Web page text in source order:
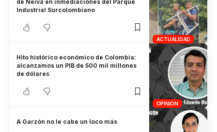
ACTUALIDAD
de Neiva en inmediaciones del Parque
Industrial Surcolombiano
OPINIÓN
Hito histórico económico de Colombia:
alcanzamos un PIB de 500 mil millones
de dólares
A Garzón no le cabe un loco más